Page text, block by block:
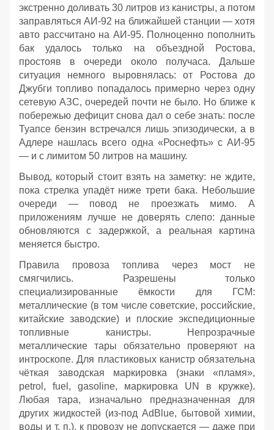
экстренно доливать 30 литров из канистры, а потом
заправляться АИ‑92 на ближайшей станции — хотя
авто рассчитано на АИ‑95. Полноценно пополнить
бак удалось только на объездной Ростова,
простояв в очереди около получаса. Дальше
ситуация немного выровнялась: от Ростова до
Джубги топливо попадалось примерно через одну
сетевую АЗС, очередей почти не было. Но ближе к
побережью дефицит снова дал о себе знать: после
Туапсе бензин встречался лишь эпизодически, а в
Адлере нашлась всего одна «Роснефть» с АИ‑95
— и с лимитом 50 литров на машину.
Вывод, который стоит взять на заметку: не ждите,
пока стрелка упадёт ниже трети бака. Небольшие
очереди — повод не проезжать мимо. А
приложениям лучше не доверять слепо: данные
обновляются с задержкой, а реальная картина
меняется быстро.
Правила провоза топлива через мост не
смягчились. Разрешены только
специализированные ёмкости для ГСМ:
металлические (в том числе советские, российские,
китайские заводские) и плоские экспедиционные
топливные канистры. Непрозрачные
металлические тары обязательно проверяют на
интроскопе. Для пластиковых канистр обязательна
чёткая заводская маркировка (знаки «пламя»,
petrol, fuel, gasoline, маркировка UN в кружке).
Любая тара, изначально предназначенная для
других жидкостей (из‑под AdBlue, бытовой химии,
воды и т. п.), к провозу не допускается — даже при